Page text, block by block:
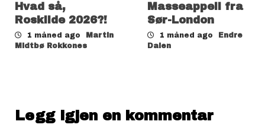
Hvad så,
Roskilde 2026?!
1 måned ago
Martin
Midtbø Rokkones
Masseappell fra
Sør-London
1 måned ago
Endre
Dalen
Legg igjen en kommentar